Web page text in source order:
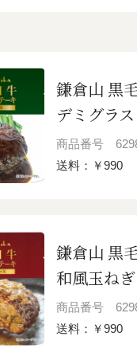
鎌倉山 黒
デミグラ
商品番号
送料：￥990
鎌倉山 黒
和風玉ね
商品番号
送料：￥990